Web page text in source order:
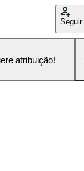
Seguir
atribuição!